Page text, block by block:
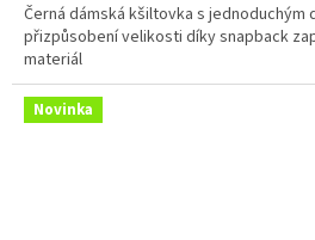
Černá dámská kšiltovka s jednoduchým
přizpůsobení velikosti díky snapback
materiál
Novinka